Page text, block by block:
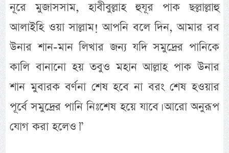
নূরে মুজাসসাম, হাবীবুল্লাহ হুযূর পাক ছল্লাল্লাহু
আলাইহি ওয়া সাল্লাম! আপনি বলে দিন, আমার রব
উনার শান-মান লিখার জন্য যদি সমুদ্রের পানিকে
কালি বানানো হয় তবুও মহান আল্লাহ পাক উনার
শান মুবারক বর্ণনা শেষ হবে না বরং শেষ হওয়ার
পূর্বে সমুদ্রের পানি নিঃশেষ হয়ে যাবে। আরো অনুরূপ
যোগ করা হলেও।”